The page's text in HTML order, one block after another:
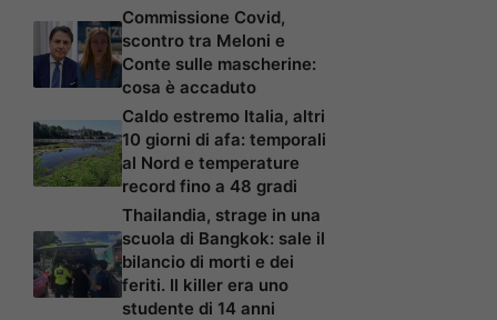
Commissione Covid,
scontro tra Meloni e
Conte sulle mascherine:
cosa è accaduto
Caldo estremo Italia, altri
10 giorni di afa: temporali
al Nord e temperature
record fino a 48 gradi
Thailandia, strage in una
scuola di Bangkok: sale il
bilancio di morti e dei
feriti. Il killer era uno
studente di 14 anni